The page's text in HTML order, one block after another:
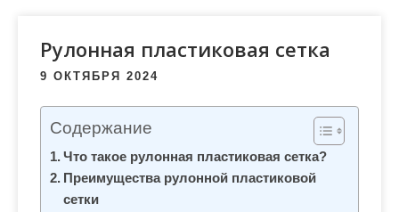
Рулонная пластиковая сетка
9 ОКТЯБРЯ 2024
Содержание
Что такое рулонная пластиковая сетка?
Преимущества рулонной пластиковой
сетки